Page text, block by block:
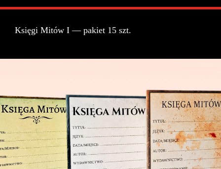
Księgi Mitów I — pakiet 15 szt.